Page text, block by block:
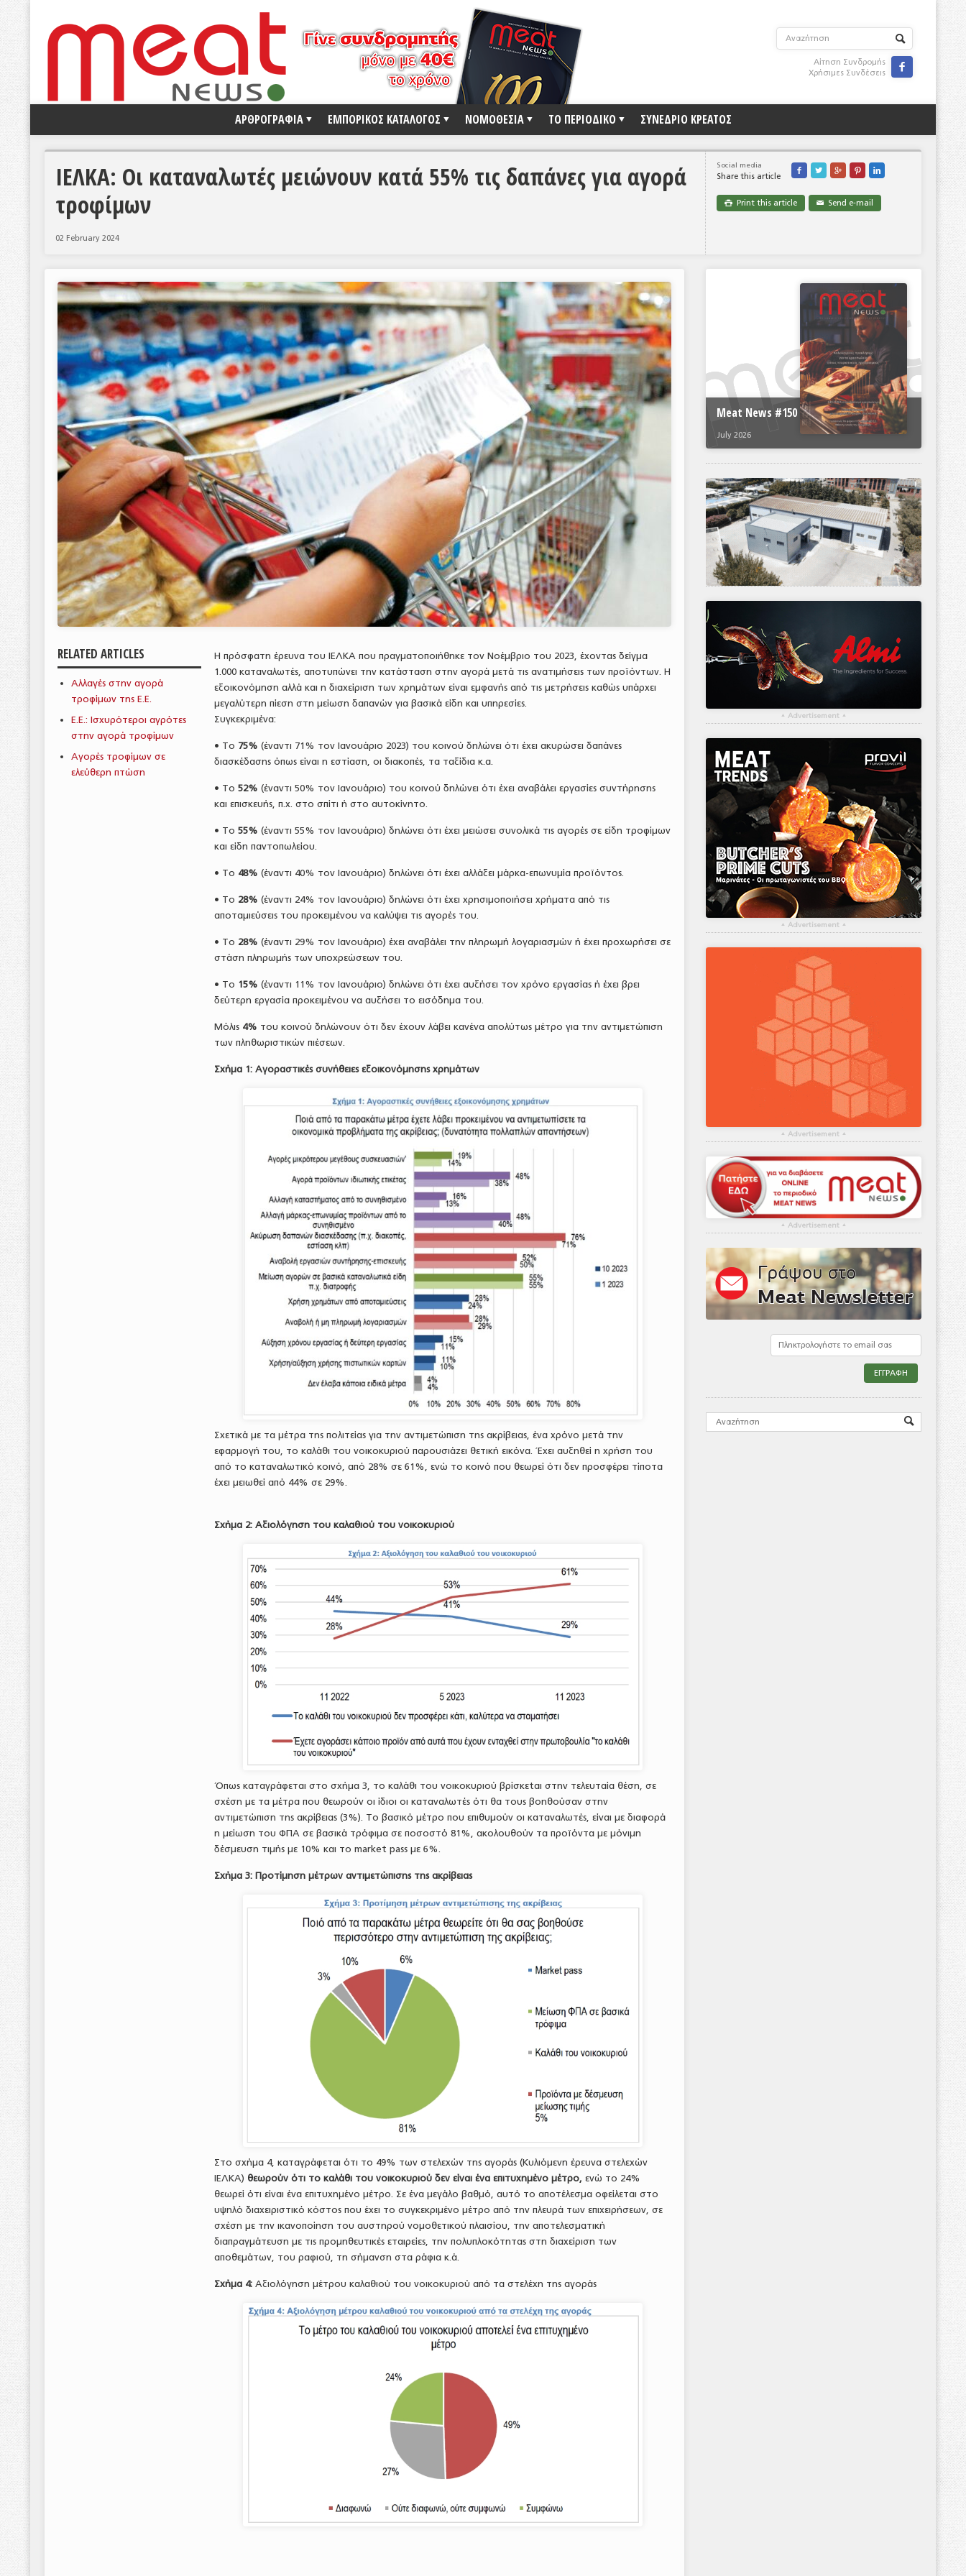
Αίτηση Συνδρομής
Χρήσιμες Συνδέσεις

ΑΡΘΡΟΓΡΑΦΙΑ ΕΜΠΟΡΙΚΟΣ ΚΑΤΑΛΟΓΟΣ ΝΟΜΟΘΕΣΙΑ ΤΟ ΠΕΡΙΟΔΙΚΟ ΣΥΝΕΔΡΙΟ ΚΡΕΑΤΟΣ
Social media
Share this article
    
 Print this article ✉ Send e-mail
ΙΕΛΚΑ: Οι καταναλωτές μειώνουν κατά 55% τις δαπάνες για αγορά
τροφίμων
02 February 2024
RELATED ARTICLES
Αλλαγές στην αγορά
τροφίμων της Ε.Ε.
Ε.Ε.: Ισχυρότεροι αγρότες
στην αγορά τροφίμων
Αγορές τροφίμων σε
ελεύθερη πτώση
Η πρόσφατη έρευνα του ΙΕΛΚΑ που πραγματοποιήθηκε τον Νοέμβριο του 2023, έχοντας δείγμα
1.000 καταναλωτές, αποτυπώνει την κατάσταση στην αγορά μετά τις ανατιμήσεις των προϊόντων. Η
εξοικονόμηση αλλά και η διαχείριση των χρημάτων είναι εμφανής από τις μετρήσεις καθώς υπάρχει
μεγαλύτερη πίεση στη μείωση δαπανών για βασικά είδη και υπηρεσίες.
Συγκεκριμένα:
• Το 75%(έναντι 71% τον Ιανουάριο 2023) του κοινού δηλώνει ότι έχει ακυρώσει δαπάνες
διασκέδασης όπως είναι η εστίαση, οι διακοπές, τα ταξίδια κ.α.
• Το52% (έναντι 50% τον Ιανουάριο) του κοινού δηλώνει ότι έχει αναβάλει εργασίες συντήρησης
και επισκευής, π.χ. στο σπίτι ή στο αυτοκίνητο.
• Το55% (έναντι 55% τον Ιανουάριο) δηλώνει ότι έχει μειώσει συνολικά τις αγορές σε είδη τροφίμων
και είδη παντοπωλείου.
• Το 48% (έναντι 40% τον Ιανουάριο) δηλώνει ότι έχει αλλάξει μάρκα-επωνυμία προϊόντος.
• Το 28% (έναντι 24% τον Ιανουάριο) δηλώνει ότι έχει χρησιμοποιήσει χρήματα από τις
αποταμιεύσεις του προκειμένου να καλύψει τις αγορές του.
• Το 28% (έναντι 29% τον Ιανουάριο) έχει αναβάλει την πληρωμή λογαριασμών ή έχει προχωρήσει σε
στάση πληρωμής των υποχρεώσεων του.
• Το 15% (έναντι 11% τον Ιανουάριο) δηλώνει ότι έχει αυξήσει τον χρόνο εργασίας ή έχει βρει
δεύτερη εργασία προκειμένου να αυξήσει το εισόδημα του.
Μόλις 4% του κοινού δηλώνουν ότι δεν έχουν λάβει κανένα απολύτως μέτρο για την αντιμετώπιση
των πληθωριστικών πιέσεων.
Σχήμα 1: Αγοραστικές συνήθειες εξοικονόμησης χρημάτων
Σχετικά με τα μέτρα της πολιτείας για την αντιμετώπιση της ακρίβειας, ένα χρόνο μετά την
εφαρμογή του, το καλάθι του νοικοκυριού παρουσιάζει θετική εικόνα. Έχει αυξηθεί η χρήση του
από το καταναλωτικό κοινό, από 28% σε 61%, ενώ το κοινό που θεωρεί ότι δεν προσφέρει τίποτα
έχει μειωθεί από 44% σε 29%.
Σχήμα 2: Αξιολόγηση του καλαθιού του νοικοκυριού
Όπως καταγράφεται στο σχήμα 3, το καλάθι του νοικοκυριού βρίσκεtαι στην τελευταία θέση, σε
σχέση με τα μέτρα που θεωρούν οι ίδιοι οι καταναλωτές ότι θα τους βοηθούσαν στην
αντιμετώπιση της ακρίβειας (3%). Το βασικό μέτρο που επιθυμούν οι καταναλωτές, είναι με διαφορά
η μείωση του ΦΠΑ σε βασικά τρόφιμα σε ποσοστό 81%, ακολουθούν τα προϊόντα με μόνιμη
δέσμευση τιμής με 10% και το market pass με 6%.
Σχήμα 3: Προτίμηση μέτρων αντιμετώπισης της ακρίβειας
Στο σχήμα 4, καταγράφεται ότι το 49% των στελεχών της αγοράς (Κυλιόμενη έρευνα στελεχών
ΙΕΛΚΑ) θεωρούν ότι το καλάθι του νοικοκυριού δεν είναι ένα επιτυχημένο μέτρο,ενώ το 24%
θεωρεί ότι είναι ένα επιτυχημένο μέτρο. Σε ένα μεγάλο βαθμό, αυτό το αποτέλεσμα οφείλεται στο
υψηλό διαχειριστικό κόστος που έχει το συγκεκριμένο μέτρο από την πλευρά των επιχειρήσεων, σε
σχέση με την ικανοποίηση του αυστηρού νομοθετικού πλαισίου, την αποτελεσματική
διαπραγμάτευση με τις προμηθευτικές εταιρείες, την πολυπλοκότητας στη διαχείριση των
αποθεμάτων, του ραφιού, τη σήμανση στα ράφια κ.ά.
Σχήμα 4:Αξιολόγηση μέτρου καλαθιού του νοικοκυριού από τα στελέχη της αγοράς
Meat News #150
July 2026
▴ Advertisement ▴
▴ Advertisement ▴
▴ Advertisement ▴
▴ Advertisement ▴